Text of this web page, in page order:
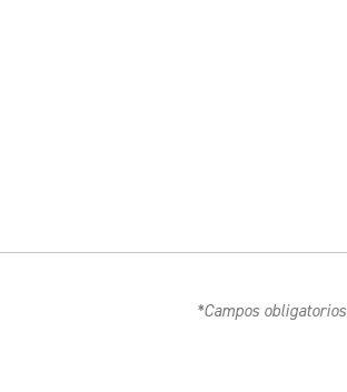
*Campos obligatorios